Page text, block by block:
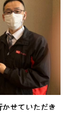
せていただき